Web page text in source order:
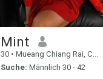
Mint
30 • Mueang Chiang Rai, Chiang Rai, Thailand
Suche: Männlich 30 - 42